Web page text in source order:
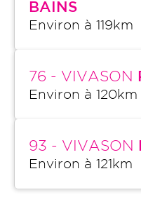
BAINS
Environ à 119km
76 - VIVASON
Environ à 120km
93 - VIVASON
Environ à 121 km